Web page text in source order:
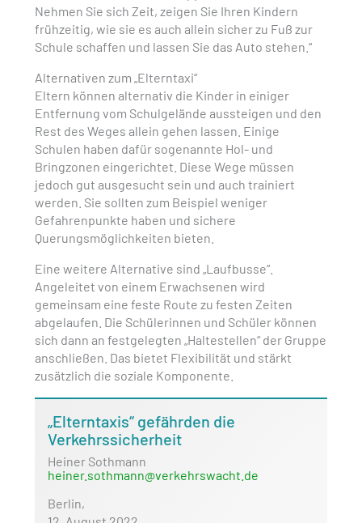
Nehmen Sie sich Zeit, zeigen Sie Ihren Kindern
frühzeitig, wie sie es auch allein sicher zu Fuß zur
Schule schaffen und lassen Sie das Auto stehen.“
Alternativen zum „Elterntaxi“
Eltern können alternativ die Kinder in einiger
Entfernung vom Schulgelände aussteigen und den
Rest des Weges allein gehen lassen. Einige
Schulen haben dafür sogenannte Hol- und
Bringzonen eingerichtet. Diese Wege müssen
jedoch gut ausgesucht sein und auch trainiert
werden. Sie sollten zum Beispiel weniger
Gefahrenpunkte haben und sichere
Querungsmöglichkeiten bieten.
Eine weitere Alternative sind „Laufbusse“.
Angeleitet von einem Erwachsenen wird
gemeinsam eine feste Route zu festen Zeiten
abgelaufen. Die Schülerinnen und Schüler können
sich dann an festgelegten „Haltestellen“ der Gruppe
anschließen. Das bietet Flexibilität und stärkt
zusätzlich die soziale Komponente.
„Elterntaxis“ gefährden die
Verkehrssicherheit
Heiner Sothmann
heiner.sothmann@verkehrswacht.de
Berlin,